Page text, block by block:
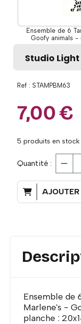
Ensemble de 6
Goofy animals -
Studio Light
Ref : STAMPBM63
7,00€
5 produits en stock
Quantité :
Ensemble de
Marlene's -
planche :